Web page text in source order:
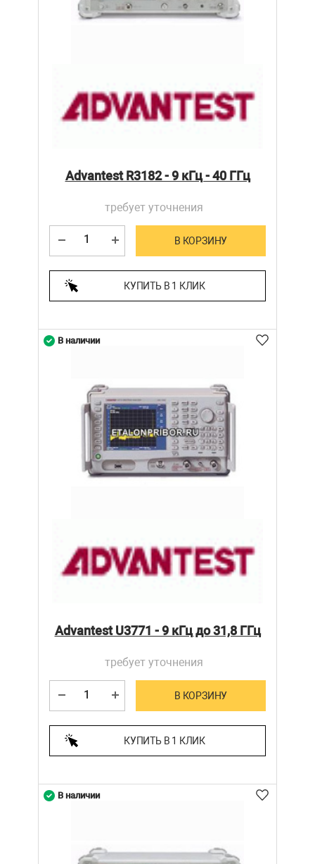
Advantest R3182 - 9 кГц - 40 ГГц
требует уточнения
В КОРЗИНУ
КУПИТЬ В 1 КЛИК
Advantest U3771 - 9 кГц до 31,8 ГГц
требует уточнения
В КОРЗИНУ
КУПИТЬ В 1 КЛИК
В наличии
В наличии